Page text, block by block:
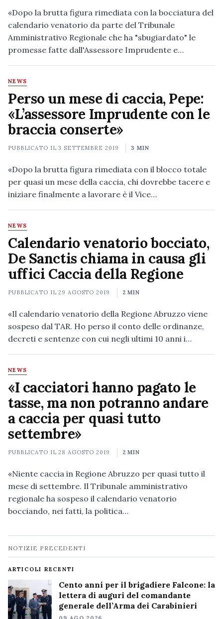
«Dopo la brutta figura rimediata con la bocciatura del
calendario venatorio da parte del Tribunale
Amministrativo Regionale che ha "sbugiardato" le
promesse fatte dall'Assessore Imprudente e…
NEWS
Perso un mese di caccia, Pepe:
«L’assessore Imprudente con le
braccia conserte»
PUBBLICATO IL3 SETTEMBRE 2019 3 MIN
«Dopo la brutta figura rimediata con il blocco totale
per quasi un mese della caccia, chi dovrebbe tacere e
iniziare finalmente a lavorare è il Vice…
NEWS
Calendario venatorio bocciato,
De Sanctis chiama in causa gli
uffici Caccia della Regione
PUBBLICATO IL29 AGOSTO 2019 2 MIN
«Il calendario venatorio della Regione Abruzzo viene
sospeso dal TAR. Ho perso il conto delle ordinanze,
decreti e sentenze con cui negli ultimi 10 anni i…
NEWS
«I cacciatori hanno pagato le
tasse, ma non potranno andare
a caccia per quasi tutto
settembre»
PUBBLICATO IL28 AGOSTO 2019 2 MIN
«Niente caccia in Regione Abruzzo per quasi tutto il
mese di settembre. Il Tribunale amministrativo
regionale ha sospeso il calendario venatorio
bocciando, nei fatti, la politica…
Navigazione
notizie
NOTIZIE PRECEDENTI
ARTICOLI RECENTI
Cento anni per il brigadiere Falcone: la
lettera di auguri del comandante
generale dell’Arma dei Carabinieri